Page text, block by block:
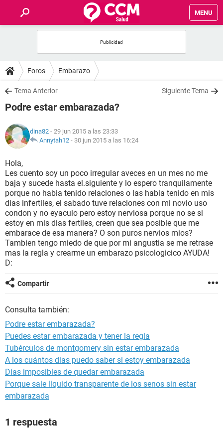
MENU
FOROS
SALUD
NUTRICIÓN
BIENESTAR
SEXUALIDAD
GLOSARIO
Foros Embarazo
Tema Anterior Siguiente Tema
Podre estar embarazada?
dina82 - 29 jun 2015 a las 23:33
Annytah12 - 30 jun 2015 a las 16:24
Hola,
Les cuento soy un poco irregular aveces en un mes no me
baja y sucede hasta el.siguiente y lo espero tranquilamente
porque no habia tenido relaciones o las habia tenido en mis
dias infertiles, el sabado tuve relaciones con mi novio uso
condon y no eyaculo pero estoy nerviosa porque no se si
estoy en mis dias fertiles, creen que sea posible que me
embarace de esa manera? O son puros nervios mios?
Tambien tengo miedo de que por mi angustia se me retrase
mas la regla y crearme un embarazo psicologicico AYUDA!
D:
Compartir
Consulta también:
Podre estar embarazada?
Puedes estar embarazada y tener la regla
Tubérculos de montgomery sin estar embarazada
A los cuántos dias puedo saber si estoy embarazada
Días imposibles de quedar embarazada
Porque sale líquido transparente de los senos sin estar
embarazada
1 respuesta